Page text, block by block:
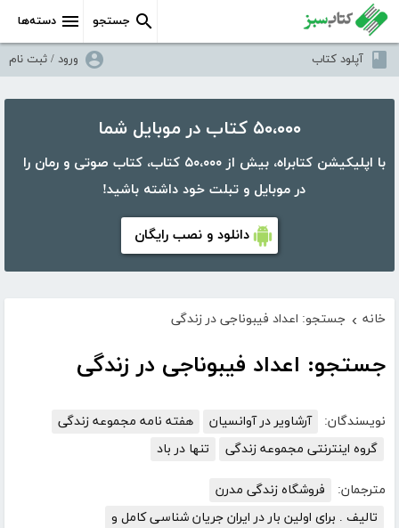
دسته‌ها جستجو
آپلود کتاب ورود / ثبت نام
۵۰،۰۰۰ کتاب در موبایل شما
با اپلیکیشن کتابراه، بیش از ۵۰،۰۰۰ کتاب، کتاب صوتی و رمان را
در موبایل و تبلت خود داشته باشید!
دانلود و نصب رایگان
خانه › جستجو: اعداد فیبوناجی در زندگی
جستجو: اعداد فیبوناجی در زندگی
نویسندگان: آرشاویر در آوانسیان
هفته نامه مجموعه زندگی
گروه اینترنتی مجموعه زندگی
تنها در باد
مترجمان:
فروشگاه زندگی مدرن
تالیف . برای اولین بار در ایران جریان شناسی کامل و